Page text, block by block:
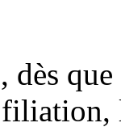
dès